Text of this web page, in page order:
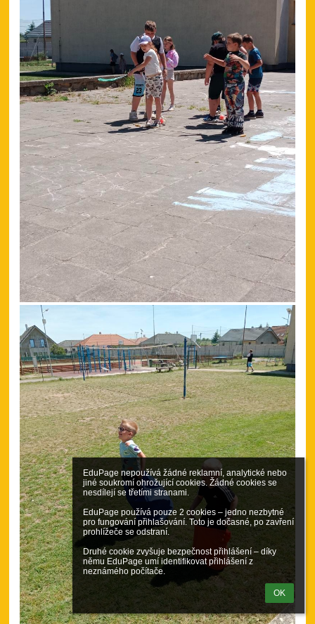
EduPage nepoužívá žádné reklamní, analytické nebo
jiné soukromí ohrožující cookies. Žádné cookies se
nesdílejí se třetími stranami.
EduPage používá pouze 2 cookies – jedno nezbytné
pro fungování přihlašování. Toto je dočasné, po zavření
prohlížeče se odstraní.
Druhé cookie zvyšuje bezpečnost přihlášení – díky
němu EduPage umí identifikovat přihlášení z
neznámého počítače.
OK